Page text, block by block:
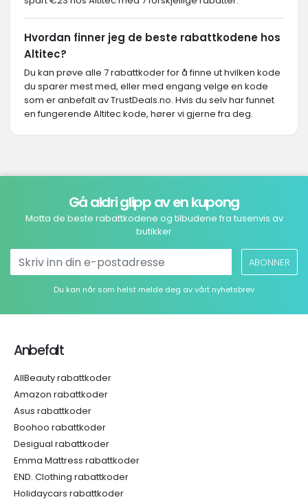
Hvordan finner jeg de beste rabattkodene hos
Altitec?
Du kan prøve alle 7 rabattkoder for å finne ut hvilken kode
du sparer mest med, eller med engang velge en kode
som er anbefalt av TrustDeals.no. Hvis du selv har funnet
en fungerende Altitec kode, hører vi gjerne fra deg.
Gå aldri glipp av en kupong
Motta de beste rabattkodene og tilbudene fra tusenvis av
butikker
ABONNER
Du kan når som helst melde deg av vårt nyhetsbrev
Anbefalt
AllBeauty rabattkoder
Amazon rabattkoder
Asus rabattkoder
Boohoo rabattkoder
Desigual rabattkoder
Emma Mattress rabattkoder
END. Clothing rabattkoder
Holidaycars rabattkoder